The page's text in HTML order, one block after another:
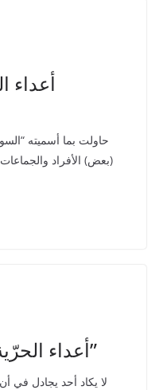
أعداء
حاولت بما أسميته
(بعض) الأفراد
أعداء الحرّية (5) … “فؤاد العجباني”
لا يكاد أحد يجادل في